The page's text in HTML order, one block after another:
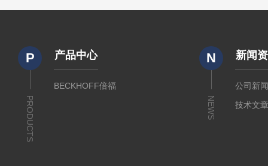
P
PRODUCTS
产品中心
BECKHOFF倍福
N
NEWS
新闻
公司新
技术文